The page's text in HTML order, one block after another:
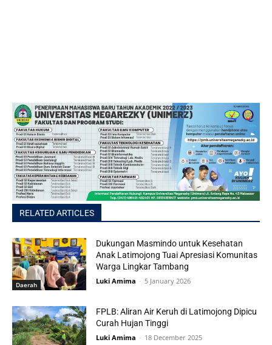
RELATED ARTICLES
Daerah
Dukungan Masmindo untuk Kesehatan
Anak Latimojong Tuai Apresiasi Komunitas
Warga Lingkar Tambang
Luki Amima - 5 January 2026
FPLB: Aliran Air Keruh di Latimojong Dipicu
Curah Hujan Tinggi
Luki Amima - 18 December 2025